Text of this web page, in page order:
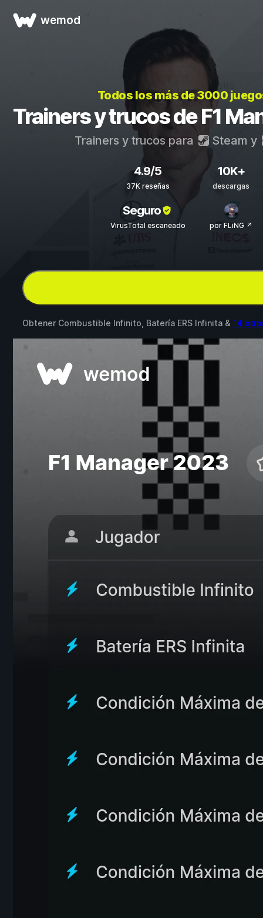
wemod
Todos los más de 3000
Trainers y trucos de F1
Trainers y trucos para Steam y
4.9/5
37K reseñas
10K+
descargas
Seguro
VirusTotal escaneado por FLiNG ↗
Obtener Combustible Infinito, Batería ERS Infinita & 14